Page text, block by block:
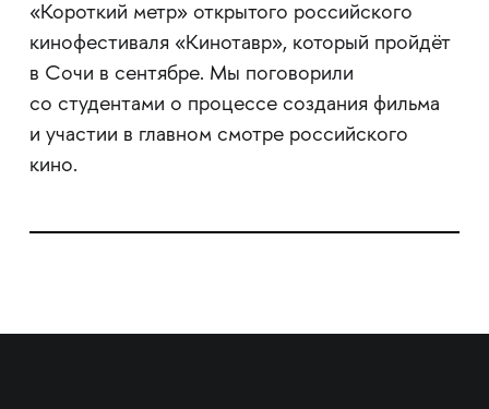
«Короткий метр» открытого российского
кинофестиваля «Кинотавр», который пройдёт
в Сочи в сентябре. Мы поговорили
со студентами о процессе создания фильма
и участии в главном смотре российского
кино.